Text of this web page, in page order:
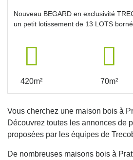
Nouveau BEGARD en exclusivité
un petit lotissement de 13 LOTS
420m² 70m²
Vous cherchez une maison bois à
Découvrez toutes les annonces de
proposées par les équipes de
De nombreuses maisons bois à